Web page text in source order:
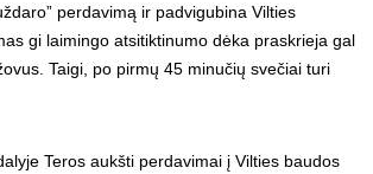
perdavimą ir padvigubina Vilties
gi laimingo atsitiktinumo dėka praskrieja gal
Taigi, po pirmų 45 minučių svečiai turi
Teros aukšti perdavimai į Vilties baudos